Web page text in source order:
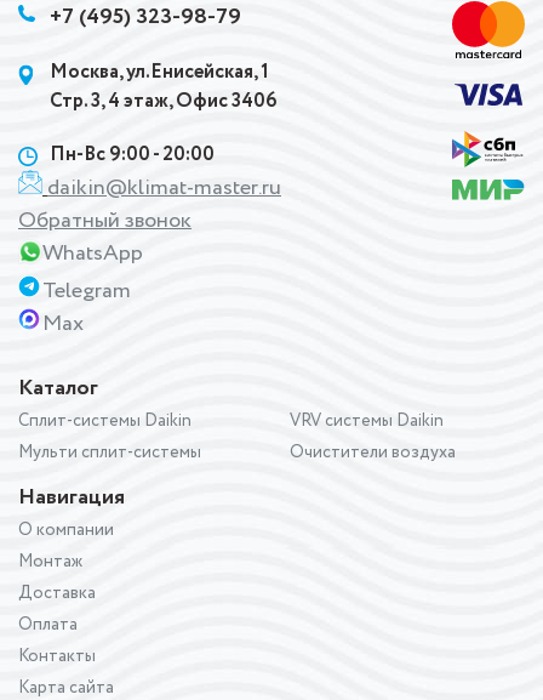
Каталог
Сплит-системы Daikin
Мульти сплит-системы
VRV системы Daikin
Очистители воздуха
Навигация
О компании
Монтаж
Доставка
Оплата
Контакты
Карта сайта
+7 (495) 323-98-79
Москва, ул.Енисейская, 1
Стр. 3, 4 этаж, Офис 3406
Пн-Вс 9:00 - 20:00
daikin@klimat-master.ru
Обратный звонок
WhatsApp
Telegram
Max